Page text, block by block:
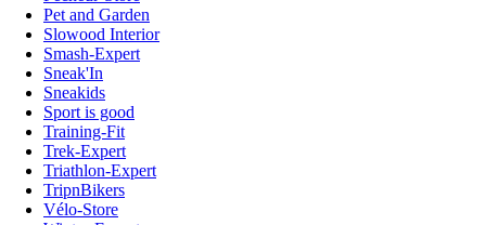
Pet and Garden
Slowood Interior
Smash-Expert
Sneak'In
Sneakids
Sport is good
Training-Fit
Trek-Expert
Triathlon-Expert
TripnBikers
Vélo-Store